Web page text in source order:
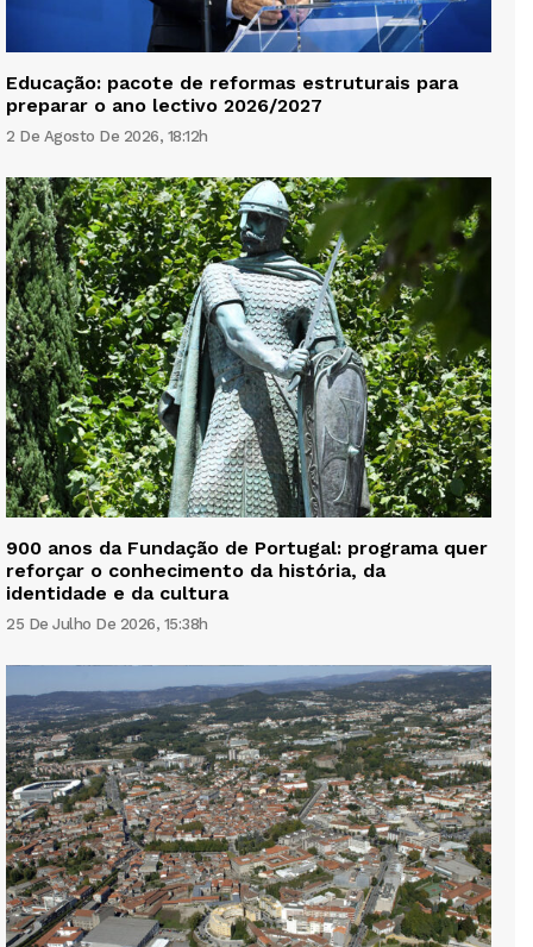
Educação: pacote de reformas estruturais para
preparar o ano lectivo 2026/2027
2 De Agosto De 2026, 18:12h
900 anos da Fundação de Portugal: programa quer
reforçar o conhecimento da história, da
identidade e da cultura
25 De Julho De 2026, 15:38h